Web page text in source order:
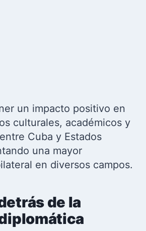
un impacto positivo en
culturales, académicos y
Cuba y Estados
una mayor
en diversos campos.
de la